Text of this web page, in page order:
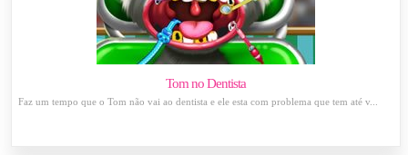
Tom no Dentista
Faz um tempo que o Tom não vai ao dentista e ele esta com problema que tem até v...